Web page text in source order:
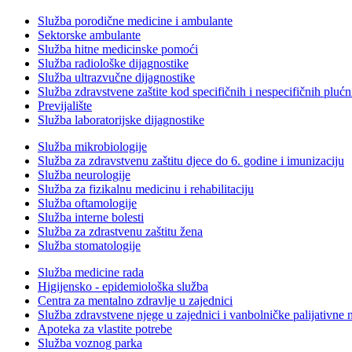
Služba porodične medicine i ambulante
Sektorske ambulante
Služba hitne medicinske pomoći
Služba radiološke dijagnostike
Služba ultrazvučne dijagnostike
Služba zdravstvene zaštite kod specifičnih i nespecifičnih
Previjalište
Služba laboratorijske dijagnostike
Služba mikrobiologije
Služba za zdravstvenu zaštitu djece do 6. godine i imunizaciju
Služba neurologije
Služba za fizikalnu medicinu i rehabilitaciju
Služba oftamologije
Služba interne bolesti
Služba za zdrastvenu zaštitu žena
Služba stomatologije
Služba medicine rada
Higijensko - epidemiološka služba
Centra za mentalno zdravlje u zajednici
Služba zdravstvene njege u zajednici i vanbolničke palijativne
Apoteka za vlastite potrebe
Služba voznog parka